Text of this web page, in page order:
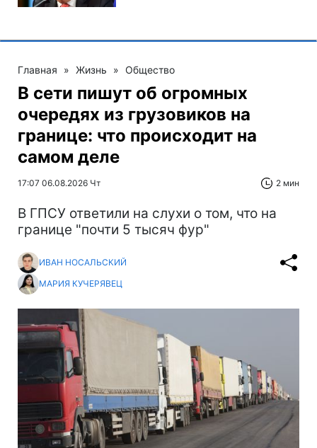
Главная » Жизнь » Общество
В сети пишут об огромных
очередях из грузовиков на
границе: что происходит на
самом деле
17:07 06.08.2026 Чт 2 мин
В ГПСУ ответили на слухи о том, что на
границе "почти 5 тысяч фур"
ИВАН НОСАЛЬСКИЙ
МАРИЯ КУЧЕРЯВЕЦ